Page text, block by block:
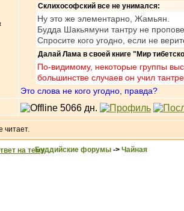
Склихософский все не унимался:
Ну это же элементарно, Жамьян.
Будда Шакьямуни тантру не
Спросите кого угодно, если не
Далай Лама в своей книге "Мир
По-видимому, некоторые группы
большинстве случаев он учил
Это слова не кого угодно, правда?
читает.
Буддийские форумы -> Чайная